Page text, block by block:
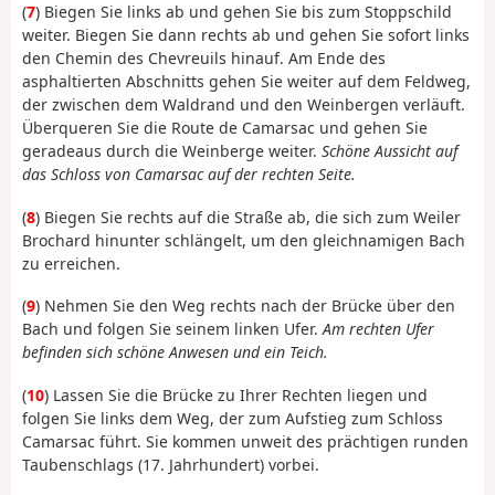
(7) Biegen Sie links ab und gehen Sie bis zum Stoppschild
weiter. Biegen Sie dann rechts ab und gehen Sie sofort links
den Chemin des Chevreuils hinauf. Am Ende des
asphaltierten Abschnitts gehen Sie weiter auf dem Feldweg,
der zwischen dem Waldrand und den Weinbergen verläuft.
Überqueren Sie die Route de Camarsac und gehen Sie
geradeaus durch die Weinberge weiter. Schöne Aussicht auf
das Schloss von Camarsac auf der rechten Seite.
(8) Biegen Sie rechts auf die Straße ab, die sich zum Weiler
Brochard hinunter schlängelt, um den gleichnamigen Bach
zu erreichen.
(9) Nehmen Sie den Weg rechts nach der Brücke über den
Bach und folgen Sie seinem linken Ufer.Am rechten Ufer
befinden sich schöne Anwesen und ein Teich.
(10) Lassen Sie die Brücke zu Ihrer Rechten liegen und
folgen Sie links dem Weg, der zum Aufstieg zum Schloss
Camarsac führt. Sie kommen unweit des prächtigen runden
Taubenschlags (17. Jahrhundert) vorbei.